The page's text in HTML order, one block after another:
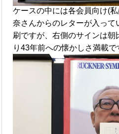
ケースの中には各会員向け(
奈さんからのレターが入って
刷ですが、右側のサインは朝
り43年前への懐かしさ満載で